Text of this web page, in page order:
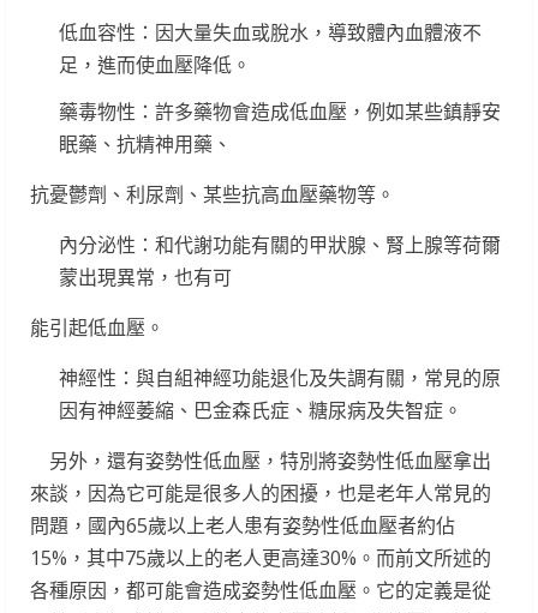
低血容性：因大量失血或脫水，導致體內血體液不
足，進而使血壓降低。
藥毒物性：許多藥物會造成低血壓，例如某些鎮靜安
眠藥、抗精神用藥、
抗憂鬱劑、利尿劑、某些抗高血壓藥物等。
內分泌性：和代謝功能有關的甲狀腺、腎上腺等荷爾
蒙出現異常，也有可
能引起低血壓。
神經性：與自組神經功能退化及失調有關，常見的原
因有神經萎縮、巴金森氏症、糖尿病及失智症。
另外，還有姿勢性低血壓，特別將姿勢性低血壓拿出
來談，因為它可能是很多人的困擾，也是老年人常見的
問題，國內65歲以上老人患有姿勢性低血壓者約佔
15%，其中75歲以上的老人更高達30%。而前文所述的
各種原因，都可能會造成姿勢性低血壓。它的定義是從